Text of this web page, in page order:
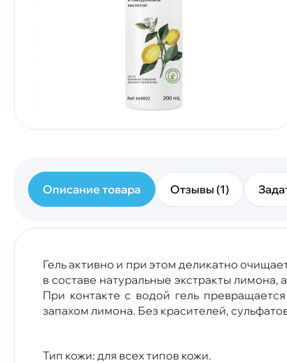
Описание товара Отзывы (1)
Гель активно и при этом деликатно
в составе натуральные экстракты
При контакте с водой гель
запахом лимона. Без красителей,
Тип кожи: для всех типов кожи.